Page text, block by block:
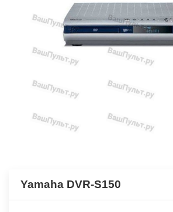
Yamaha DVR-S150